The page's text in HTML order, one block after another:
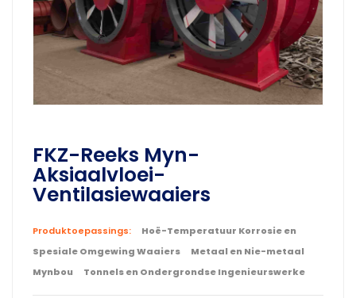
FKZ-Reeks Myn-
Aksiaalvloei-
Ventilasiewaaiers
Produktoepassings:
Hoë-Temperatuur Korrosie en
Spesiale Omgewing Waaiers
Metaal en Nie-metaal
Mynbou
Tonnels en Ondergrondse Ingenieurswerke